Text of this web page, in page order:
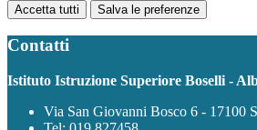
Accetta tutti Salva le preferenze
Contatti
Istituto Istruzione Superiore Boselli -
Via San Giovanni Bosco 6 - 17100